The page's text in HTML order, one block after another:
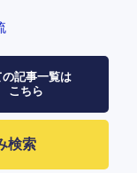
検索
の記事一覧は
こちら